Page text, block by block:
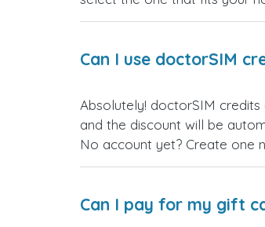
Can I use doctorSIM
Absolutely! doctorSIM
and the discount will be
No account yet? Create one
Can I pay for my gift